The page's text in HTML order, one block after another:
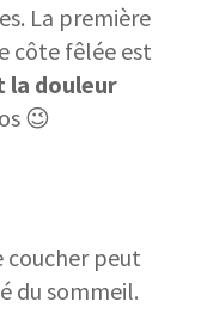
La première
côte fêlée est
la douleur
😉
coucher peut
du sommeil.